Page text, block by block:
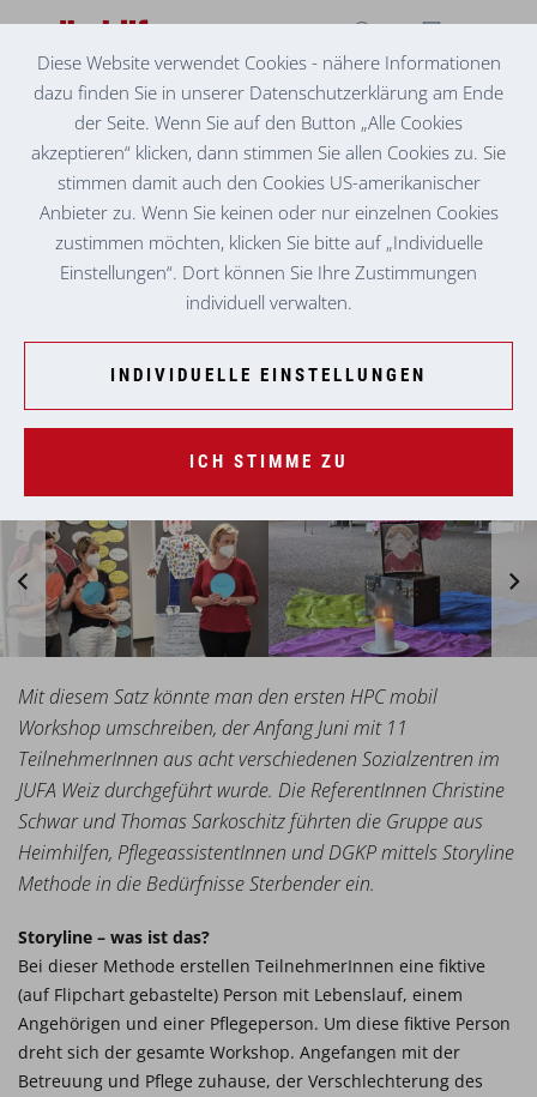
HOSPIZ UND PALLIATIVE CARE MOBIL
GESCHICHTEN, DIE DAS LEBEN SCHREIBT
Mit diesem Satz könnte man den ersten HPC mobil
Workshop umschreiben, der Anfang Juni mit 11
TeilnehmerInnen aus acht verschiedenen Sozialzentren im
JUFA Weiz durchgeführt wurde. Die ReferentInnen Christine
Schwar und Thomas Sarkoschitz führten die Gruppe aus
Heimhilfen, PflegeassistentInnen und DGKP mittels Storyline
Methode in die Bedürfnisse Sterbender ein.
Storyline – was ist das?
Bei dieser Methode erstellen TeilnehmerInnen eine fiktive
(auf Flipchart gebastelte) Person mit Lebenslauf, einem
Angehörigen und einer Pflegeperson. Um diese fiktive Person
dreht sich der gesamte Workshop. Angefangen mit der
Betreuung und Pflege zuhause, der Verschlechterung des
Diese Website verwendet Cookies - nähere Informationen
dazu finden Sie in unserer Datenschutzerklärung am Ende
der Seite. Wenn Sie auf den Button „Alle Cookies
akzeptieren“ klicken, dann stimmen Sie allen Cookies zu. Sie
stimmen damit auch den Cookies US-amerikanischer
Anbieter zu. Wenn Sie keinen oder nur einzelnen Cookies
zustimmen möchten, klicken Sie bitte auf „Individuelle
Einstellungen“. Dort können Sie Ihre Zustimmungen
individuell verwalten.
INDIVIDUELLE EINSTELLUNGEN
ICH STIMME ZU